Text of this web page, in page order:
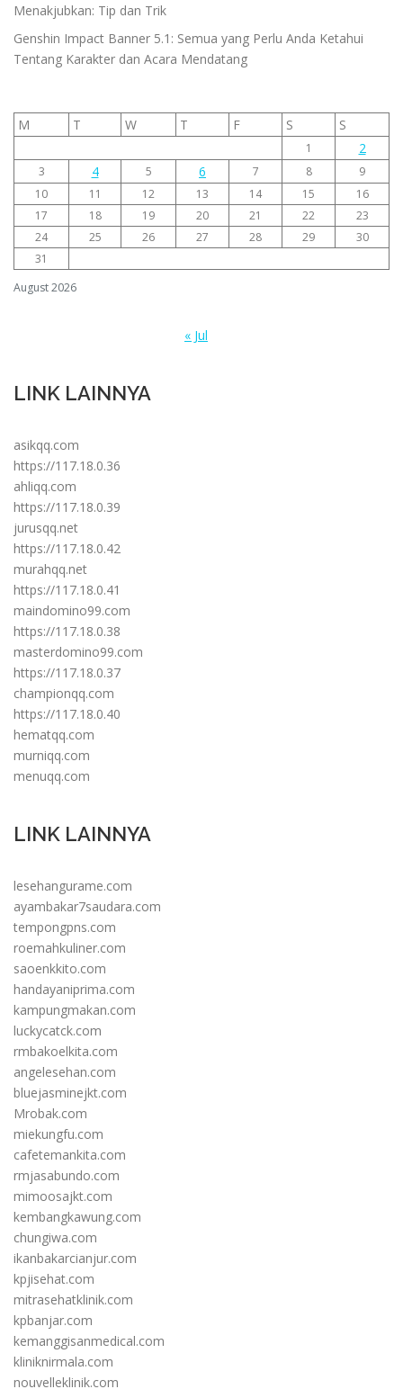
Menakjubkan: Tip dan Trik
Genshin Impact Banner 5.1: Semua yang Perlu Anda Ketahui
Tentang Karakter dan Acara Mendatang
August 2026
M T W T F S S
1 2
3 4 5 6 7 8
9
10
11 12 13 14 15
16
17
18 19 20 21 22
23
24
25 26 27 28 29
30
31
« Jul
LINK LAINNYA
asikqq.com
https://117.18.0.36
ahliqq.com
https://117.18.0.39
jurusqq.net
https://117.18.0.42
murahqq.net
https://117.18.0.41
maindomino99.com
https://117.18.0.38
masterdomino99.com
https://117.18.0.37
championqq.com
https://117.18.0.40
hematqq.com
murniqq.com
menuqq.com
LINK LAINNYA
lesehangurame.com
ayambakar7saudara.com
tempongpns.com
roemahkuliner.com
saoenkkito.com
handayaniprima.com
kampungmakan.com
luckycatck.com
rmbakoelkita.com
angelesehan.com
bluejasminejkt.com
Mrobak.com
miekungfu.com
cafetemankita.com
rmjasabundo.com
mimoosajkt.com
kembangkawung.com
chungiwa.com
ikanbakarcianjur.com
kpjisehat.com
mitrasehatklinik.com
kpbanjar.com
kemanggisanmedical.com
kliniknirmala.com
nouvelleklinik.com